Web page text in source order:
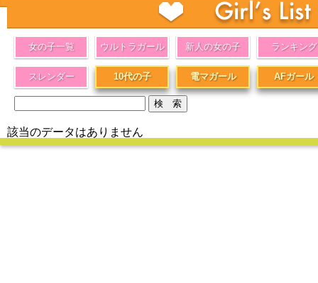
女の子一覧 ウルトラガール 新人の女の子 ランキング
スレンダー 10代の子 電マガール AFガール
該当のデータはありません